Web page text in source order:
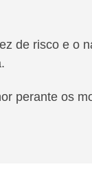
de risco e o
perante os